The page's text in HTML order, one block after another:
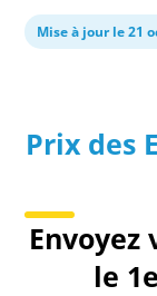
Mise à jour le 21
Prix des
le